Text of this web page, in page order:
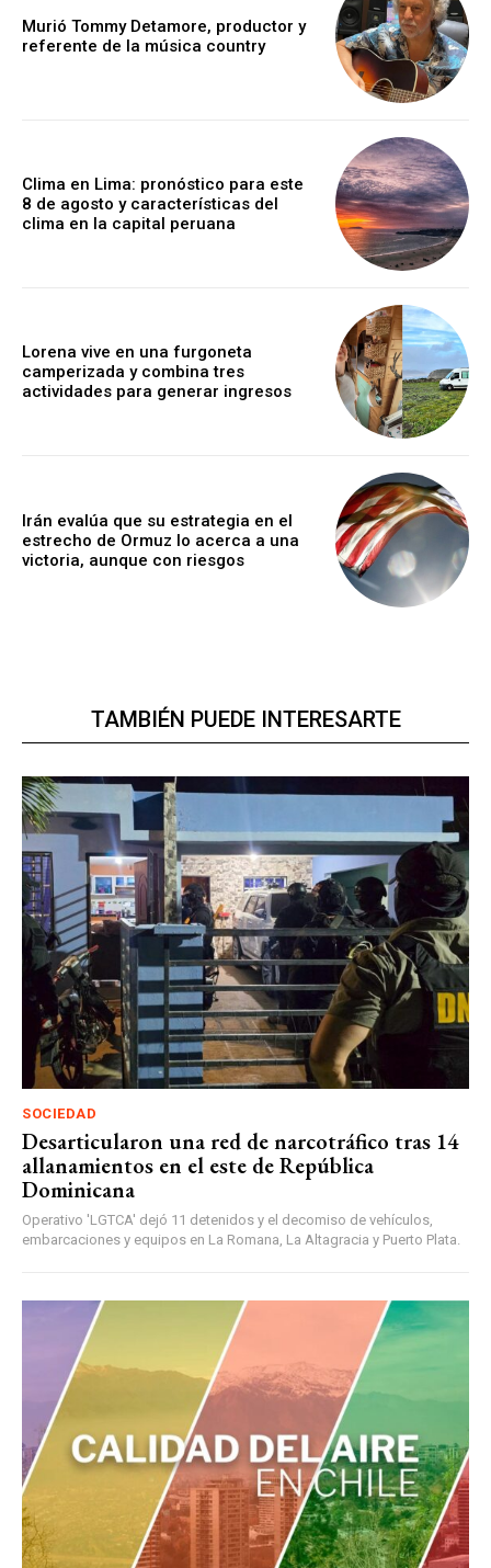
Murió Tommy Detamore, productor y
referente de la música country
Clima en Lima: pronóstico para este
8 de agosto y características del
clima en la capital peruana
Lorena vive en una furgoneta
camperizada y combina tres
actividades para generar ingresos
Irán evalúa que su estrategia en el
estrecho de Ormuz lo acerca a una
victoria, aunque con riesgos
TAMBIÉN PUEDE INTERESARTE
SOCIEDAD
Desarticularon una red de narcotráfico tras 14
allanamientos en el este de República
Dominicana
Operativo 'LGTCA' dejó 11 detenidos y el decomiso de vehículos,
embarcaciones y equipos en La Romana, La Altagracia y Puerto Plata.